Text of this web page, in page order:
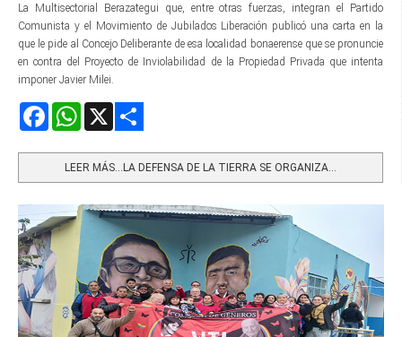
La Multisectorial Berazategui que, entre otras fuerzas, integran el Partido
Comunista y el Movimiento de Jubilados Liberación publicó una carta en la
que le pide al Concejo Deliberante de esa localidad bonaerense que se pronuncie
en contra del Proyecto de Inviolabilidad de la Propiedad Privada que intenta
imponer Javier Milei.
FacebookWhatsApp
LEER MÁS…LA DEFENSA DE LA TIERRA SE ORGANIZA...